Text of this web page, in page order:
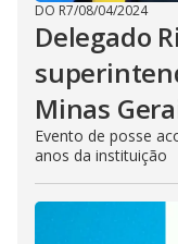
DO R7/08/04/2024
Delegado
Minas
Evento de posse
anos da instituição